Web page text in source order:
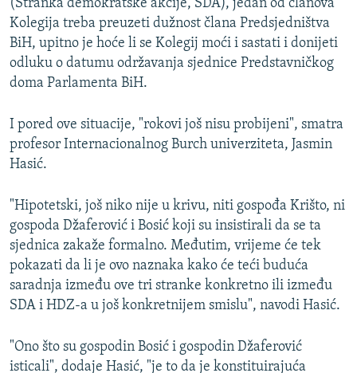
(Stranka demokratske akcije, SDA), jedan od članova
Kolegija treba preuzeti dužnost člana Predsjedništva
BiH, upitno je hoće li se Kolegij moći i sastati i donijeti
odluku o datumu održavanja sjednice Predstavničkog
doma Parlamenta BiH.
I pored ove situacije, "rokovi još nisu probijeni", smatra
profesor Internacionalnog Burch univerziteta, Jasmin
Hasić.
"Hipotetski, još niko nije u krivu, niti gospođa Krišto, ni
gospoda Džaferović i Bosić koji su insistirali da se ta
sjednica zakaže formalno. Međutim, vrijeme će tek
pokazati da li je ovo naznaka kako će teći buduća
saradnja između ove tri stranke konkretno ili između
SDA i HDZ-a u još konkretnijem smislu", navodi Hasić.
"Ono što su gospodin Bosić i gospodin Džaferović
isticali", dodaje Hasić, "je to da je konstituirajuća